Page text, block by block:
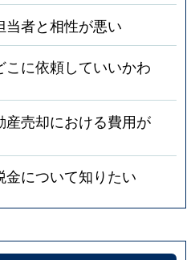
者と相性が悪い
こに依頼していいかわ
産売却における費用が
金について知りたい